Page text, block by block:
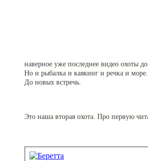
наверное уже последнее видео охоты
Но и рыбалка и каякинг и речка и
До новых встречь.
Это наша вторая охота. Про первую